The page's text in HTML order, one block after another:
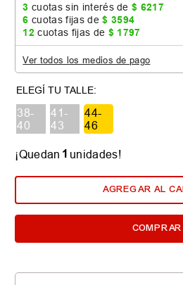
3 cuotas sin interés de$ 6217
6 cuotas fijas de$ 3594
12 cuotas fijas de $ 1797
Ver todos los medios de pago
38-
40
41-
43
44-
46
¡Quedan 1 unidades!
AGREGAR AL
COMPRAR